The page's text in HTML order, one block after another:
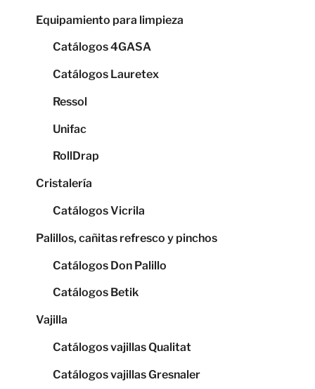
Equipamiento para limpieza
Catálogos 4GASA
Catálogos Lauretex
Ressol
Unifac
RollDrap
Cristalería
Catálogos Vicrila
Palillos, cañitas refresco y pinchos
Catálogos Don Palillo
Catálogos Betik
Vajilla
Catálogos vajillas Qualitat
Catálogos vajillas Gresnaler